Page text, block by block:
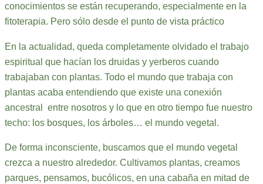
conocimientos se están recuperando, especialmente en la
fitoterapia. Pero sólo desde el punto de vista práctico
En la actualidad, queda completamente olvidado el trabajo
espiritual que hacían los druidas y yerberos cuando
trabajaban con plantas. Todo el mundo que trabaja con
plantas acaba entendiendo que existe una conexión
ancestral entre nosotros y lo que en otro tiempo fue nuestro
techo: los bosques, los árboles… el mundo vegetal.
De forma inconsciente, buscamos que el mundo vegetal
crezca a nuestro alrededor. Cultivamos plantas, creamos
parques, pensamos, bucólicos, en una cabaña en mitad de